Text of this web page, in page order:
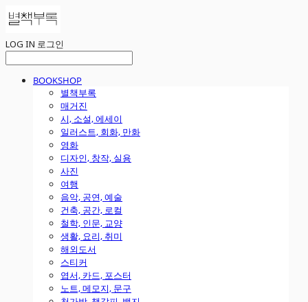
LOG IN 로그인
BOOKSHOP
별책부록
매거진
시, 소설, 에세이
일러스트, 회화, 만화
영화
디자인, 창작, 실용
사진
여행
음악, 공연, 예술
건축, 공간, 로컬
철학, 인문, 교양
생활, 요리, 취미
해외도서
스티커
엽서, 카드, 포스터
노트, 메모지, 문구